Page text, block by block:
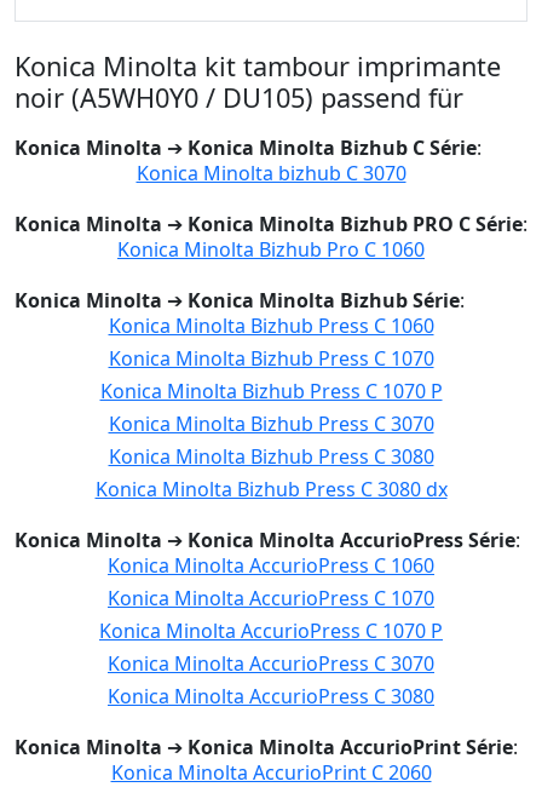
Konica Minolta kit tambour imprimante
noir (A5WH0Y0 / DU105) passend für
Konica Minolta ➔ Konica Minolta Bizhub C Série:
Konica Minolta bizhub C 3070
Konica Minolta ➔ Konica Minolta Bizhub PRO C Série:
Konica Minolta Bizhub Pro C 1060
Konica Minolta ➔ Konica Minolta Bizhub Série:
Konica Minolta Bizhub Press C 1060
Konica Minolta Bizhub Press C 1070
Konica Minolta Bizhub Press C 1070 P
Konica Minolta Bizhub Press C 3070
Konica Minolta Bizhub Press C 3080
Konica Minolta Bizhub Press C 3080 dx
Konica Minolta ➔ Konica Minolta AccurioPress Série:
Konica Minolta AccurioPress C 1060
Konica Minolta AccurioPress C 1070
Konica Minolta AccurioPress C 1070 P
Konica Minolta AccurioPress C 3070
Konica Minolta AccurioPress C 3080
Konica Minolta ➔ Konica Minolta AccurioPrint Série:
Konica Minolta AccurioPrint C 2060